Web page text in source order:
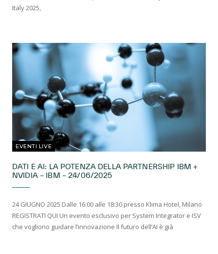
Italy 2025,
EVENTI LIVE
DATI E AI: LA POTENZA DELLA PARTNERSHIP IBM +
NVIDIA – IBM – 24/06/2025
24 GIUGNO 2025 Dalle 16:00 alle 18:30 presso Klima Hotel, Milano
REGISTRATI QUI Un evento esclusivo per System Integrator e ISV
che vogliono guidare l’innovazione Il futuro dell’AI è già